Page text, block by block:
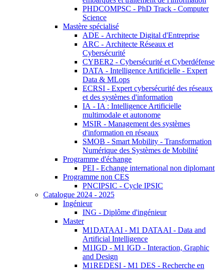
PHDCOMPSC - PhD Track - Computer
Science
Mastère spécialisé
ADE - Architecte Digital d'Entreprise
ARC - Architecte Réseaux et
Cybersécurité
CYBER2 - Cybersécurité et Cyberdéfense
DATA - Intelligence Artificielle - Expert
Data & MLops
ECRSI - Expert cybersécurité des réseaux
et des systèmes d'information
IA - IA : Intelligence Artificielle
multimodale et autonome
MSIR - Management des systèmes
d'information en réseaux
SMOB - Smart Mobility - Transformation
Numérique des Systèmes de Mobilité
Programme d'échange
PEI - Echange international non diplomant
Programme non CES
PNCIPSIC - Cycle IPSIC
Catalogue 2024 - 2025
Ingénieur
ING - Diplôme d'ingénieur
Master
M1DATAAI - M1 DATAAI - Data and
Artificial Intelligence
M1IGD - M1 IGD - Interaction, Graphic
and Design
M1REDESI - M1 DES - Recherche en